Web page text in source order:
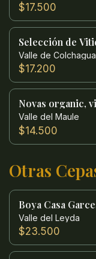
$17.500
Selección de
Valle de Colchagua
$17.200
Novas organic,
Valle del Maule
$14.500
Otras
Boya Casa
Valle del Leyda
$23.500